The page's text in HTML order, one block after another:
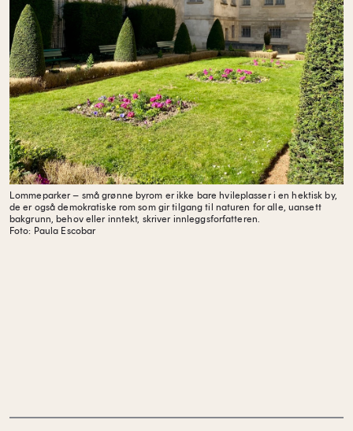
Lommeparker – små grønne byrom er ikke bare hvileplasser i en hektisk by,
de er også demokratiske rom som gir tilgang til naturen for alle, uansett
bakgrunn, behov eller inntekt, skriver innleggsforfatteren.
Foto: Paula Escobar